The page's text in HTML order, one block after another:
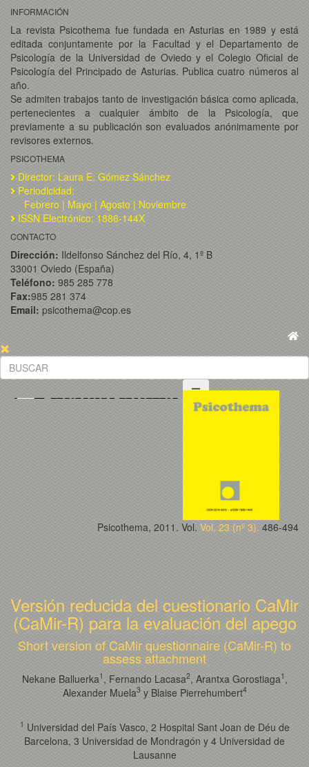
INFORMACIÓN
La revista Psicothema fue fundada en Asturias en 1989 y está
editada conjuntamente por la Facultad y el Departamento de
Psicología de la Universidad de Oviedo y el Colegio Oficial de
Psicología del Principado de Asturias. Publica cuatro números al
año.
Se admiten trabajos tanto de investigación básica como aplicada,
pertenecientes a cualquier ámbito de la Psicología, que
previamente a su publicación son evaluados anónimamente por
revisores externos.
PSICOTHEMA
Director: Laura E. Gómez Sánchez
Periodicidad:
Febrero | Mayo | Agosto | Noviembre
ISSN Electrónico: 1886-144X
CONTACTO
Dirección: Ildelfonso Sánchez del Río, 4, 1º B
33001 Oviedo (España)
Teléfono: 985 285 778
Fax:985 281 374
Email: psicothema@cop.es
Psicothema, 2011. Vol. Vol. 23 (nº 3). 486-494
Versión reducida del cuestionario CaMir
(CaMir-R) para la evaluación del apego
Short version of CaMir questionnaire (CaMir-R) to
assess attachment
Nekane Balluerka1 , Fernando Lacasa2, Arantxa Gorostiaga1 ,
Alexander Muela3y Blaise Pierrehumbert4
1 Universidad del País Vasco, 2 Hospital Sant Joan de Déu de
Barcelona, 3 Universidad de Mondragón y 4 Universidad de
Lausanne